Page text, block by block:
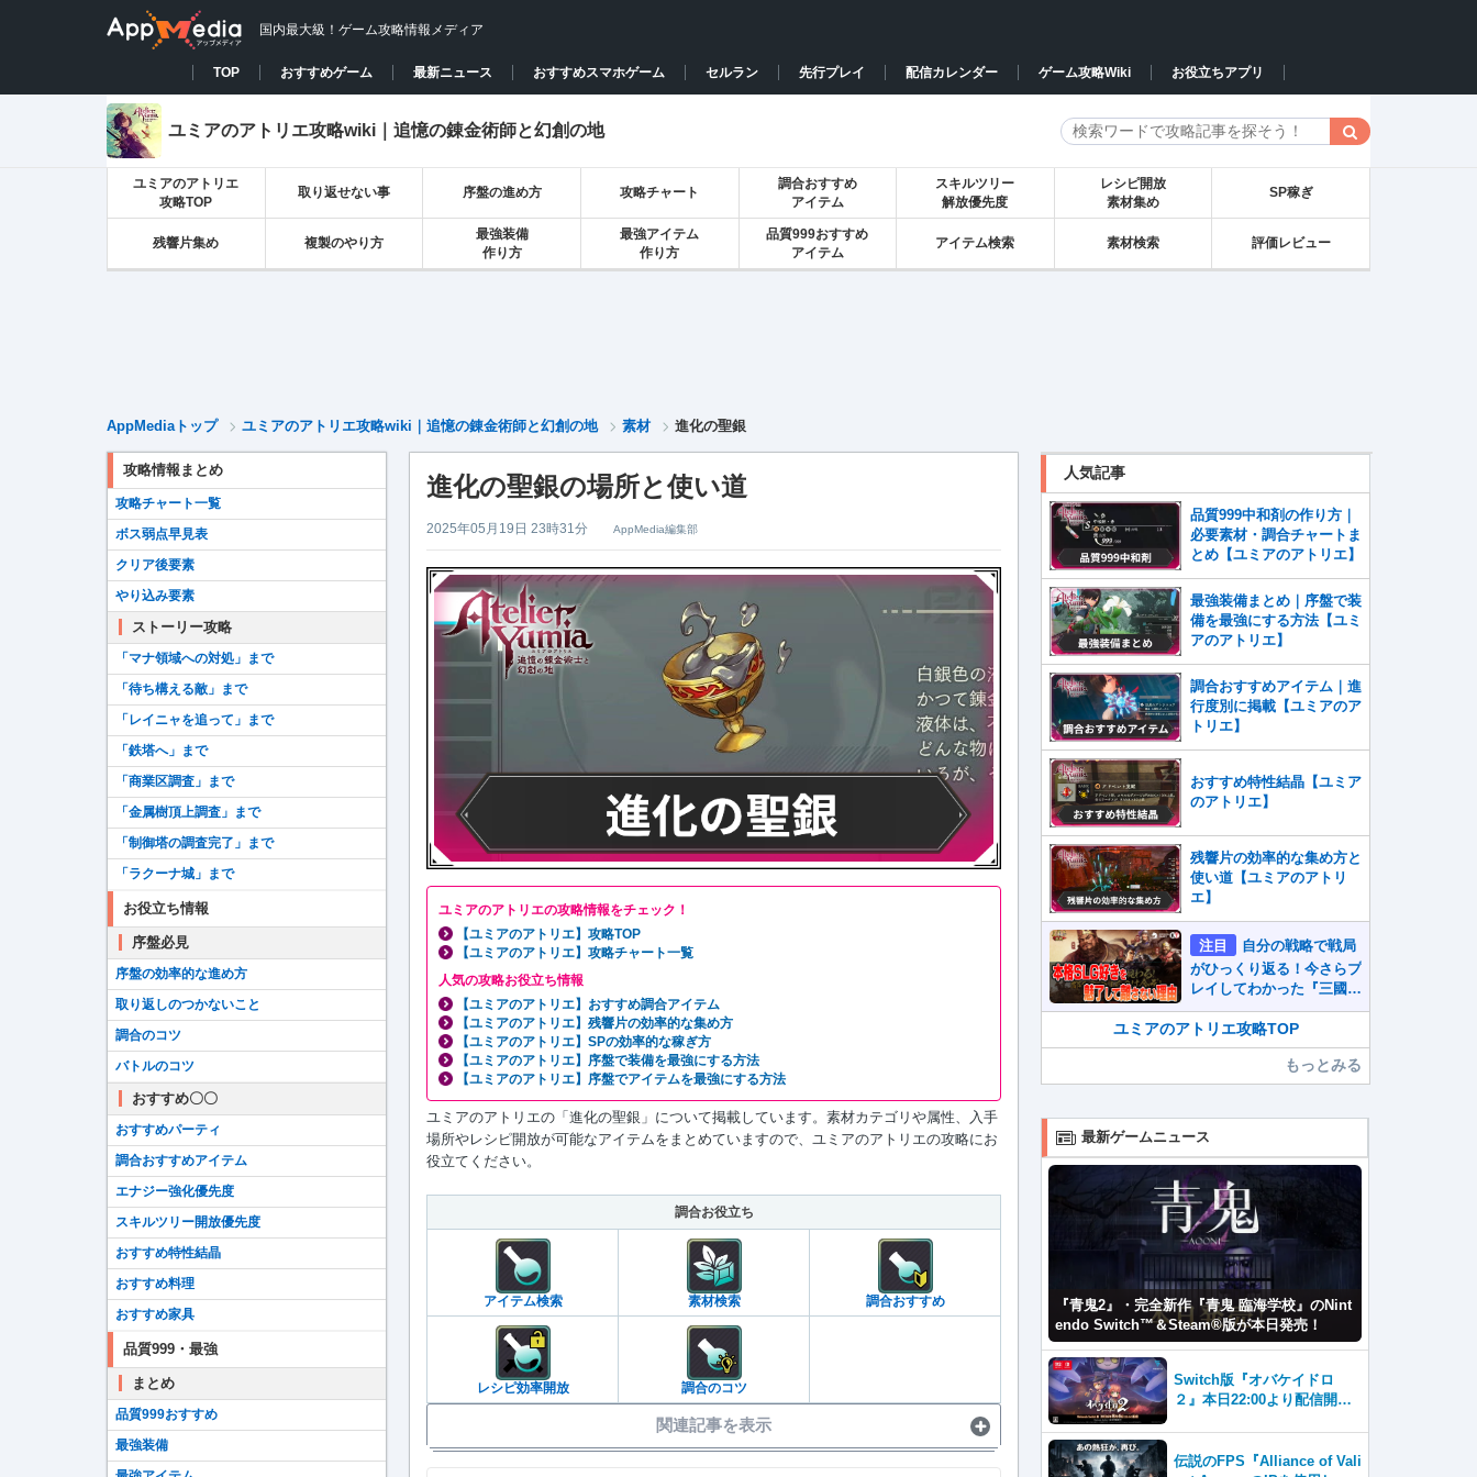
国内最大級！ゲーム攻略情報メディア
TOP おすすめゲーム 最新ニュース おすすめスマホゲーム セルラン 先行プレイ 配信カレンダー ゲーム攻略Wiki お役立ちアプリ
ユミアのアトリエ攻略wiki｜追憶の錬金術師と幻創の地
ユミアのアトリエ
攻略TOP
取り返せない事 序盤の進め方 攻略チャート
調合おすすめ
アイテム
スキルツリー
解放優先度
レシピ開放
素材集め
SP稼ぎ
残響片集め 複製のやり方
最強装備
作り方
最強アイテム
作り方
品質999おすすめ
アイテム
アイテム検索 素材検索 評価レビュー
AppMediaトップ ユミアのアトリエ攻略wiki｜追憶の錬金術師と幻創の地 素材 進化の聖銀
進化の聖銀の場所と使い道
2025年05月19日 23時31分 AppMedia編集部
ユミアのアトリエの攻略情報をチェック！
【ユミアのアトリエ】攻略TOP
【ユミアのアトリエ】攻略チャート一覧
人気の攻略お役立ち情報
【ユミアのアトリエ】おすすめ調合アイテム
【ユミアのアトリエ】残響片の効率的な集め方
【ユミアのアトリエ】SPの効率的な稼ぎ方
【ユミアのアトリエ】序盤で装備を最強にする方法
【ユミアのアトリエ】序盤でアイテムを最強にする方法
ユミアのアトリエの「進化の聖銀」について掲載しています。素材カテゴリや属性、入手
場所やレシピ開放が可能なアイテムをまとめていますので、ユミアのアトリエの攻略にお
役立てください。
調合お役立ち
アイテム検索 素材検索 調合おすすめ
レシピ効率開放 調合のコツ
関連記事を表示
攻略情報まとめ
攻略チャート一覧
ボス弱点早見表
クリア後要素
やり込み要素
ストーリー攻略
「マナ領域への対処」まで
「待ち構える敵」まで
「レイニャを追って」まで
「鉄塔へ」まで
「商業区調査」まで
「金属樹頂上調査」まで
「制御塔の調査完了」まで
「ラクーナ城」まで
お役立ち情報
序盤必見
序盤の効率的な進め方
取り返しのつかないこと
調合のコツ
バトルのコツ
おすすめ〇〇
おすすめパーティ
調合おすすめアイテム
エナジー強化優先度
スキルツリー開放優先度
おすすめ特性結晶
おすすめ料理
おすすめ家具
品質999・最強
まとめ
品質999おすすめ
最強装備
人気記事
品質999中和剤の作り方｜
必要素材・調合チャートま
とめ【ユミアのアトリエ】
最強装備まとめ｜序盤で装
備を最強にする方法【ユミ
アのアトリエ】
調合おすすめアイテム｜進
行度別に掲載【ユミアのア
トリエ】
おすすめ特性結晶【ユミア
のアトリエ】
残響片の効率的な集め方と
使い道【ユミアのアトリ
エ】
注目
自分の戦略で戦局
がひっくり返る！今さらプ
レイしてわかった『三國志
真戦』が本格SLG好きを
魅了して離さないワケ
ユミアのアトリエ攻略TOP
もっとみる
最新ゲームニュース
『青鬼2』・完全新作『青鬼 臨海学校』のNint
endo Switch™＆Steam®版が本日発売！
Switch版『オバケイドロ
２』本日22:00より配信開
伝説のFPS『Alliance of Vali